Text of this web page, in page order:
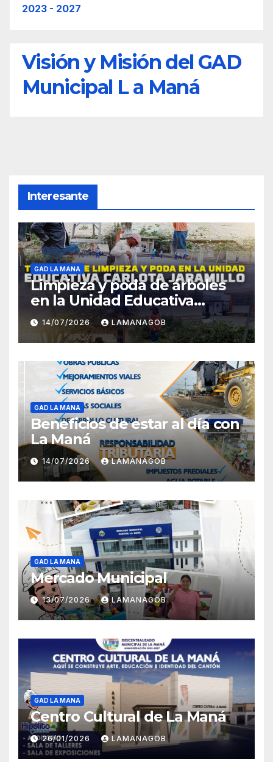
2023 - 2027
Visión y Misión del GAD
Municipal L a Maná
Interesante
GAD LA MANA
Limpieza y poda de árboles
en la Unidad Educativa
Carlota Jaramillo
14/07/2026 LAMANAGOB
GAD LA MANA
Beneficios de estar al día con
La Maná
14/07/2026 LAMANAGOB
GAD LA MANA
Mercado Municipal
13/07/2026 LAMANAGOB
GAD LA MANA
Centro Cultural de La Maná
26/01/2026 LAMANAGOB